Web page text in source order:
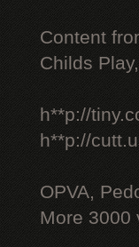
Content
Childs
h**p://
h**p://
OPVA,
More 3000